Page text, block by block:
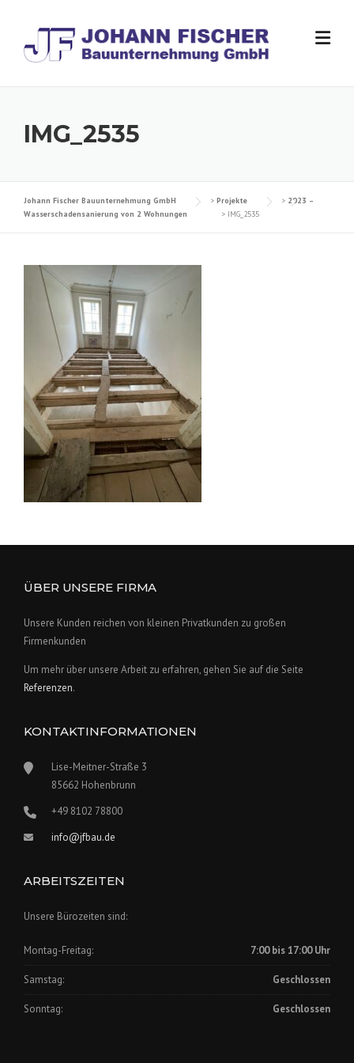
content
IMG_2535
Johann Fischer Bauunternehmung GmbH > Projekte > 2023 –
Wasserschadensanierung von 2 Wohnungen
> IMG_2535
ÜBER UNSERE FIRMA
Unsere Kunden reichen von kleinen Privatkunden zu großen
Firmenkunden
Um mehr über unsere Arbeit zu erfahren, gehen Sie auf die Seite
Referenzen.
KONTAKTINFORMATIONEN
Lise-Meitner-Straße 3
85662 Hohenbrunn
+49 8102 78800
info@jfbau.de
ARBEITSZEITEN
Unsere Bürozeiten sind:
Montag-Freitag: 7:00 bis 17:00 Uhr
Samstag: Geschlossen
Sonntag: Geschlossen